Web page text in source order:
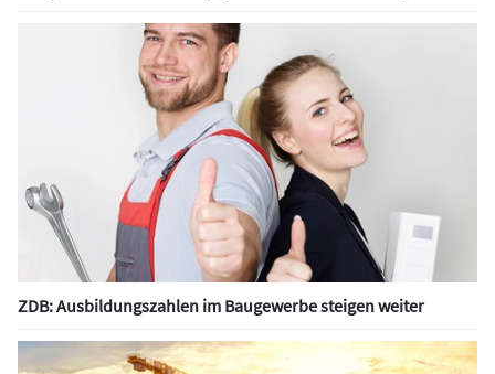
ZDB: Ausbildungszahlen im Baugewerbe steigen weiter